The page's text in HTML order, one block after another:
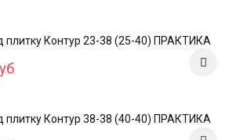
плитку Контур 23-38 (25-40) ПРАКТИКА
плитку Контур 38-38 (40-40) ПРАКТИКА